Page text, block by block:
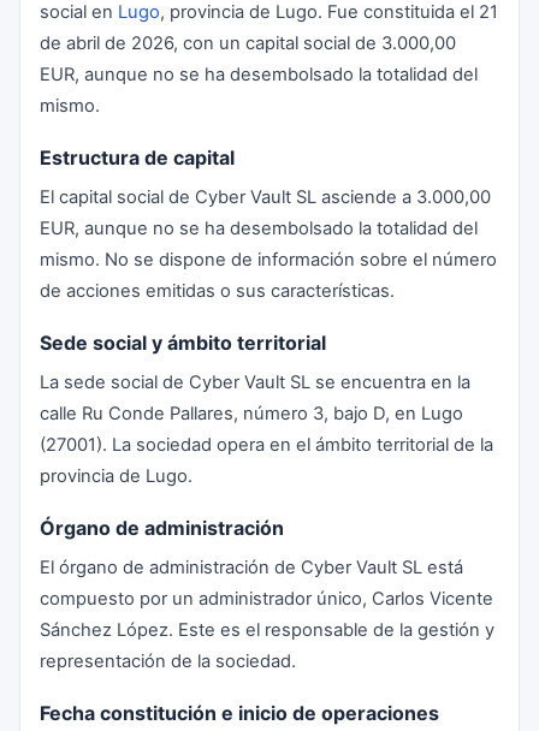
social en Lugo, provincia de Lugo. Fue constituida el 21
de abril de 2026, con un capital social de 3.000,00
EUR, aunque no se ha desembolsado la totalidad del
mismo.
Estructura de capital
El capital social de Cyber Vault SL asciende a 3.000,00
EUR, aunque no se ha desembolsado la totalidad del
mismo. No se dispone de información sobre el número
de acciones emitidas o sus características.
Sede social y ámbito territorial
La sede social de Cyber Vault SL se encuentra en la
calle Ru Conde Pallares, número 3, bajo D, en Lugo
(27001). La sociedad opera en el ámbito territorial de la
provincia de Lugo.
Órgano de administración
El órgano de administración de Cyber Vault SL está
compuesto por un administrador único, Carlos Vicente
Sánchez López. Este es el responsable de la gestión y
representación de la sociedad.
Fecha constitución e inicio de operaciones